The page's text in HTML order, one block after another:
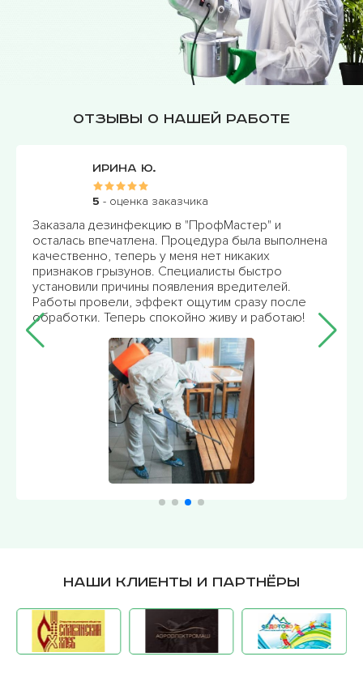
Отзывы о нашей работе
Ирина Ю.
5 - оценка заказчика
Заказала дезинфекцию в "ПрофМастер" и
осталась впечатлена. Процедура была выполнена
качественно, теперь у меня нет никаких
признаков грызунов. Специалисты быстро
установили причины появления вредителей.
Работы провели, эффект ощутим сразу после
обработки. Теперь спокойно живу и работаю!
Наши клиенты и партнёры